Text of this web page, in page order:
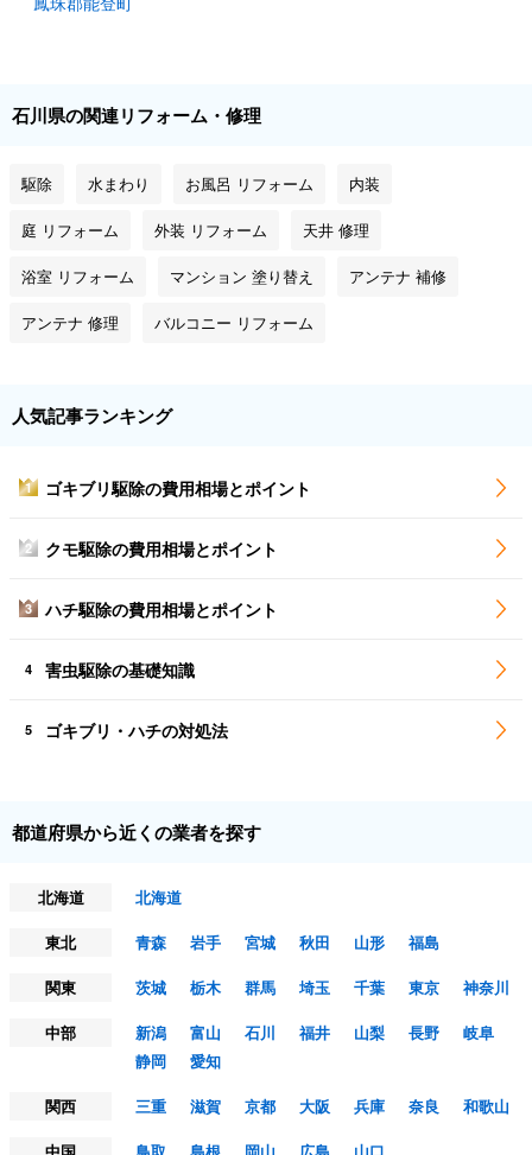
石川県の関連リフォーム・修理
駆除 水まわり お風呂 リフォーム 内装
庭 リフォーム 外装 リフォーム 天井 修理
浴室 リフォーム マンション 塗り替え アンテナ 補修
アンテナ 修理 バルコニー リフォーム
人気記事ランキング
1 ゴキブリ駆除の費用相場とポイント
2 クモ駆除の費用相場とポイント
3 ハチ駆除の費用相場とポイント
4 害虫駆除の基礎知識
5 ゴキブリ・ハチの対処法
都道府県から近くの業者を探す
北海道
北海道
東北
青森 岩手 宮城 秋田 山形
福島
関東
茨城 栃木 群馬 埼玉 千葉 東京
神奈川
中部
新潟 富山 石川 福井 山梨 長野
岐阜
静岡
愛知
関西
三重 滋賀 京都 大阪 兵庫 奈良
和歌山